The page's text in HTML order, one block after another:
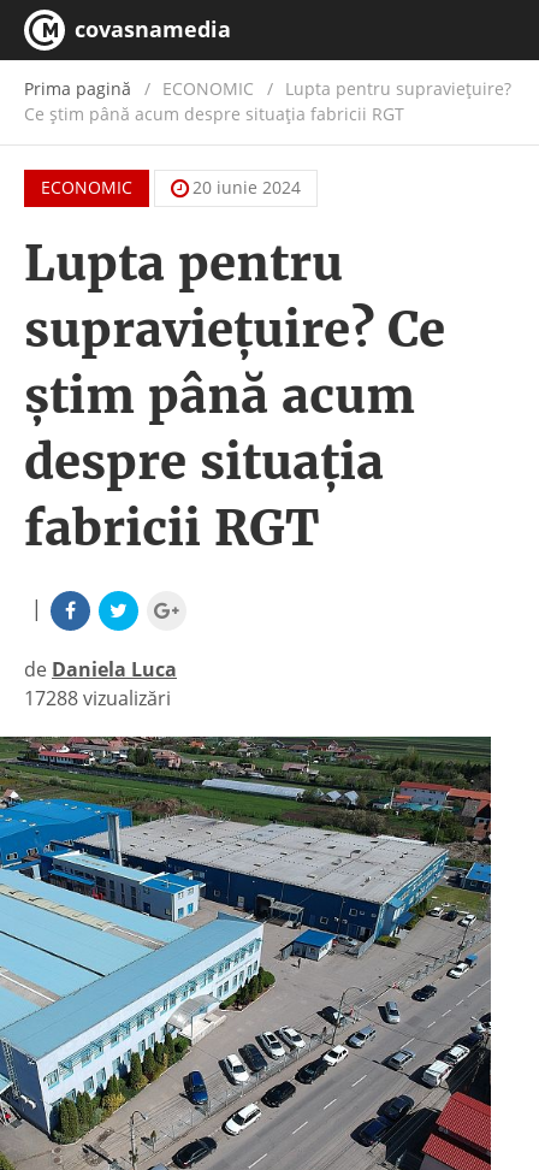
covasnamedia
Prima pagină ECONOMIC / Lupta pentru supraviețuire?
Ce știm până acum despre situația fabricii RGT
ECONOMIC 20 iunie 2024
Lupta pentru
supraviețuire? Ce
știm până acum
despre situația
fabricii RGT
|
de Daniela Luca
|
17288 vizualizări